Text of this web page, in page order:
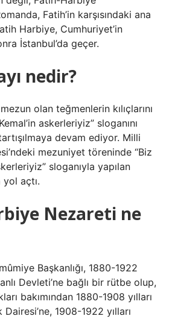
Fatih’in karşısındaki ana
Harbiye, Cumhuriyet’in
İstanbul’da geçer.
nedir?
olan teğmenlerin kılıçlarını
askerleriyiz” sloganını
devam ediyor. Milli
mezuniyet töreninde “Biz
sloganıyla yapılan
açtı.
Nezareti ne
Başkanlığı, 1880-1922
Devleti’ne bağlı bir rütbe olup,
bakımından 1880-1908 yılları
1908-1922 yılları